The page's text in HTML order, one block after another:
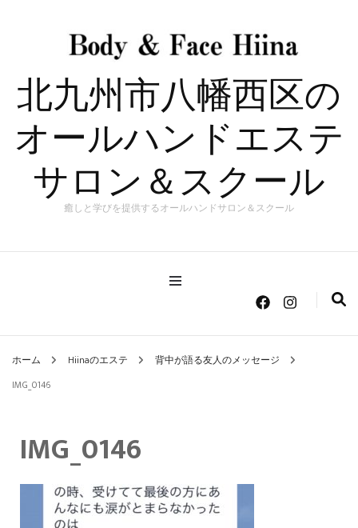
北九州市八幡西区の
オールハンドエステ
サロン＆スクール
癒しと学びを提供するオールハンドサロン＆スクール
ホーム Hiinaのエステ
背中が語る友人のメッセージ
IMG_0146
IMG_0146